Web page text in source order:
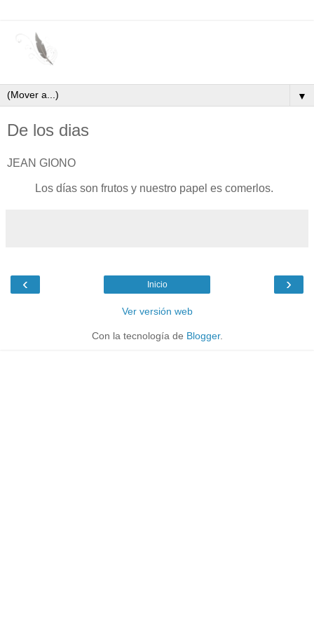
▼
De los dias
JEAN GIONO
Los días son frutos y nuestro papel es comerlos.
‹ ›
Inicio
Ver versión web
Con la tecnología de Blogger.